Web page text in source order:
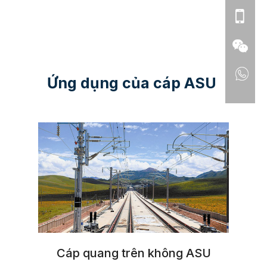
Ứng dụng của cáp ASU
Cáp quang trên không ASU